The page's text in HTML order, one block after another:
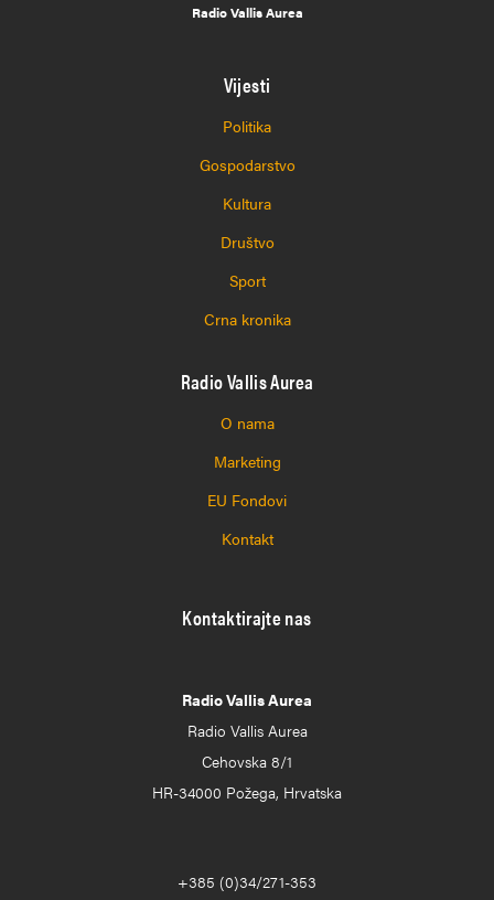
Radio Vallis Aurea
Vijesti
Politika
Gospodarstvo
Kultura
Društvo
Sport
Crna kronika
Radio Vallis Aurea
O nama
Marketing
EU Fondovi
Kontakt
Kontaktirajte nas
Radio Vallis Aurea
Radio Vallis Aurea
Cehovska 8/1
HR-34000 Požega, Hrvatska
+385 (0)34/271-353